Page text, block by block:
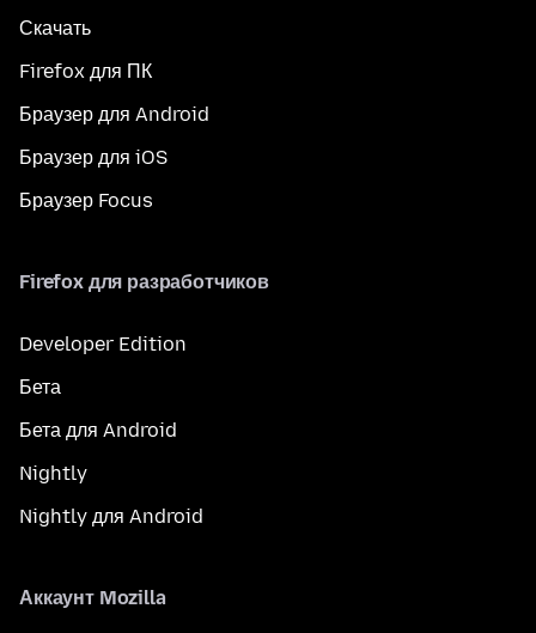
Скачать
Firefox для ПК
Браузер для Android
Браузер для iOS
Браузер Focus
Firefox для разработчиков
Developer Edition
Бета
Бета для Android
Nightly
Nightly для Android
Аккаунт Mozilla